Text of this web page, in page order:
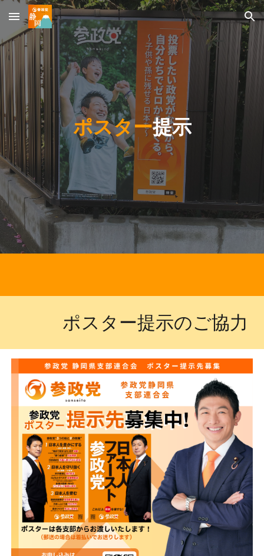
Skip to main content Skip to navigation
ポスター提示
ポスター提示のご協力